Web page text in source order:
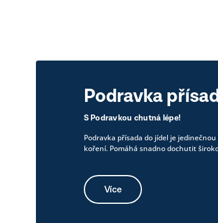
Podravka
S Podravkou chutná lépe!
Podravka přísada do jídel je
koření. Pomáhá snadno dochutit
Více